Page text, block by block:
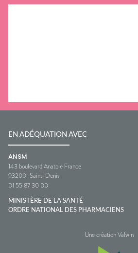
EN ADÉQUATION AVEC
ANSM
143 boulevard Anatole France
93200 Saint-Denis
01 55 87 30 00
MINISTÈRE DE LA SANTÉ
ORDRE NATIONAL DES PHARMACIENS
Une création Valwin